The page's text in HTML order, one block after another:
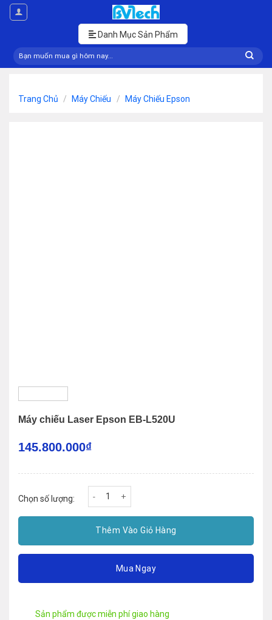
Skip
Danh Mục Sản Phẩm
Tìm
kiếm:
Trang Chủ / Máy Chiếu / Máy Chiếu Epson
Máy chiếu Laser Epson EB-L520U
145.800.000₫
Máy chiếu Laser Epson EB-L520U số lượng
Chọn số lượng:
Thêm Vào Giỏ Hàng
Mua Ngay
Sản phẩm được miễn phí giao hàng